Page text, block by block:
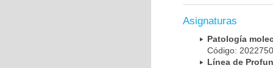
Asignaturas
Patología
Código:
Línea de